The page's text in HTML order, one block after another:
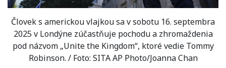
Človek s americkou vlajkou sa v sobotu 16. septembra
2025 v Londýne zúčastňuje pochodu a zhromaždenia
pod názvom „Unite the Kingdom“, ktoré vedie Tommy
Robinson. / Foto: SITA AP Photo/Joanna Chan